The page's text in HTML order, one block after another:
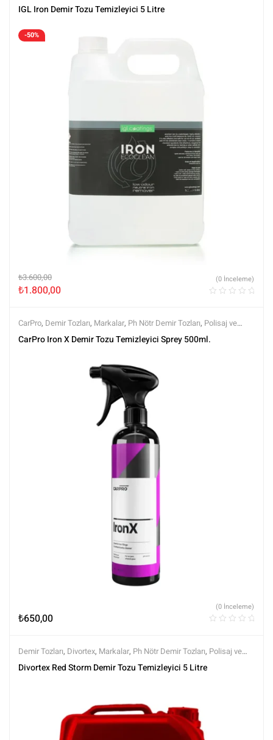
Parlatma ,Tüm Ürünler ,Tüm Ürünler ,Yüzey Temizleyici ve
IGL Iron Demir Tozu Temizleyici 5 Litre
-50%
₺3.600,00
₺1.800,00
(0 İnceleme)
CarPro, Demir Tozları, Markalar, Ph Nötr Demir Tozları, Polisaj ve
Parlatma,Tüm Ürünler,Tüm Ürünler,Yüzey Temizleyici ve
CarPro Iron X Demir Tozu Temizleyici Sprey 500ml.
₺650,00
(0 İnceleme)
Demir Tozları, Divortex, Markalar, Ph Nötr Demir Tozları, Polisaj ve
Parlatma,Tüm Ürünler,Tüm Ürünler,Yüzey Temizleyici ve
Divortex Red Storm Demir Tozu Temizleyici 5 Litre